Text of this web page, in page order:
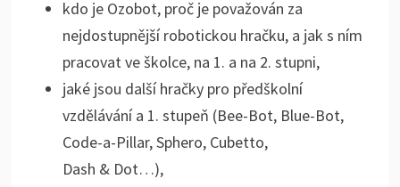
kdo je Ozobot, proč je považován za
nejdostupnější robotickou hračku, a jak s ním
pracovat ve školce, na 1. a na 2. stupni,
jaké jsou další hračky pro předškolní
vzdělávání a 1. stupeň (Bee-Bot, Blue-Bot,
Code-a-Pillar, Sphero, Cubetto,
Dash & Dot…),